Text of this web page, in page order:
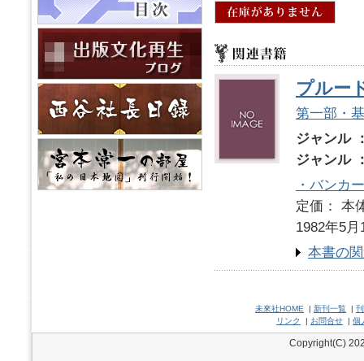
プルー
第一部・
ジャンル
ジャンル
・バンカ
定価：
1982年5月
本書の
未來社HOME | 新刊一覧 |
リンク
| お問合せ | 個
Copyright(C)